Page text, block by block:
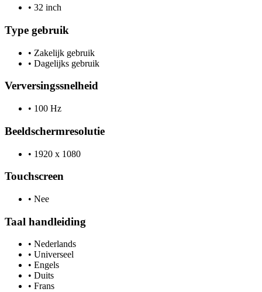
• 32 inch
Type gebruik
• Zakelijk gebruik
• Dagelijks gebruik
Verversingssnelheid
• 100 Hz
Beeldschermresolutie
• 1920 x 1080
Touchscreen
• Nee
Taal handleiding
• Nederlands
• Universeel
• Engels
• Duits
• Frans